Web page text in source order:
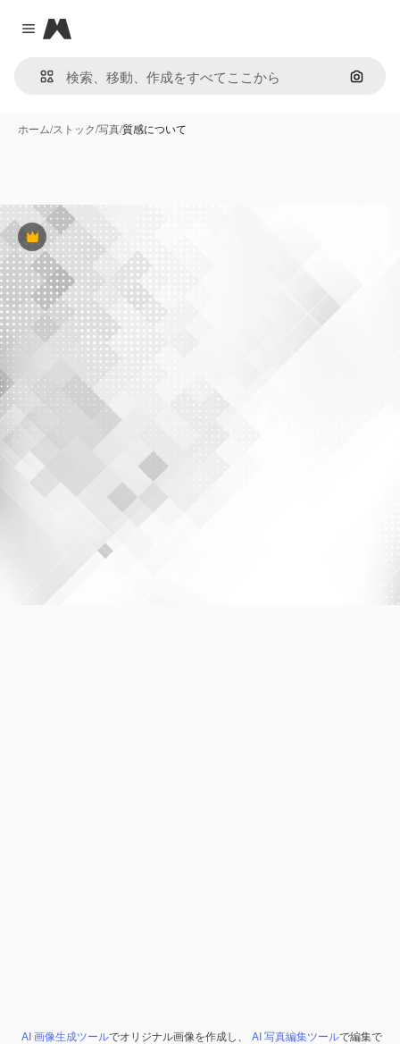
Close menu
Magnific
画像で
ホーム/ストック/写真/質感について
Premium
AI 画像生成ツールでオリジナル画像を作成し、 AI 写真編集ツールで編集で